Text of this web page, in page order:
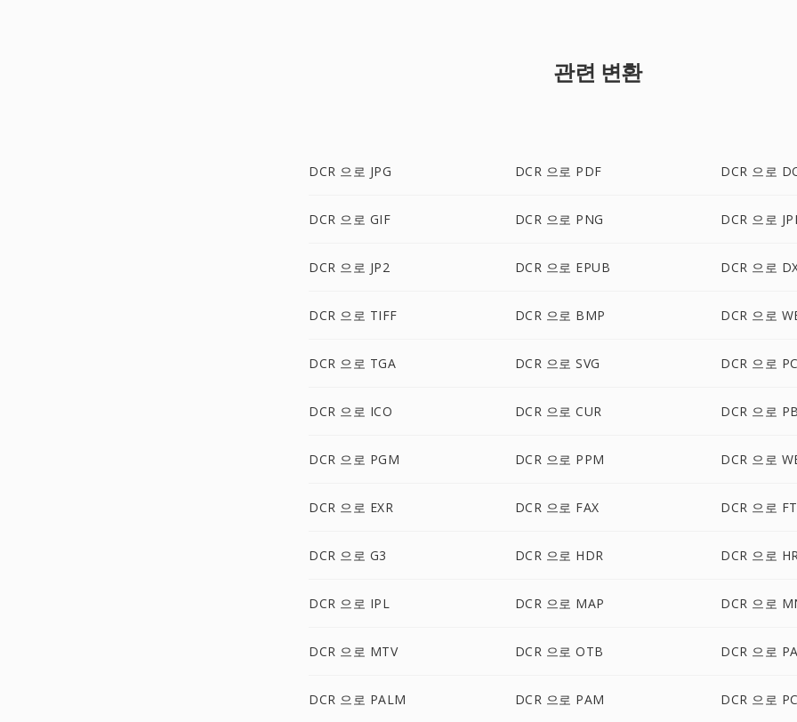
관련 변환
DCR 으로 JPG DCR 으로 PDF DCR 으로
DCR 으로 GIF DCR 으로 PNG DCR 으로
DCR 으로 JP2 DCR 으로 EPUB DCR 으로
DCR 으로 TIFF DCR 으로 BMP DCR 으로
DCR 으로 TGA DCR 으로 SVG DCR 으로
DCR 으로 ICO DCR 으로 CUR DCR 으로
DCR 으로 PGM DCR 으로 PPM DCR 으로
DCR 으로 EXR DCR 으로 FAX DCR 으로
DCR 으로 G3 DCR 으로 HDR DCR 으로
DCR 으로 IPL DCR 으로 MAP DCR 으로
DCR 으로 MTV DCR 으로 OTB DCR 으로
DCR 으로 PALM DCR 으로 PAM DCR 으로